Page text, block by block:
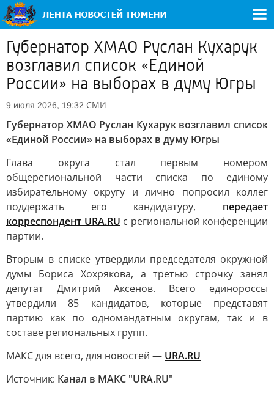
Губернатор ХМАО Руслан Кухарук
возглавил список «Единой
России» на выборах в думу Югры
9 июля 2026, 19:32 СМИ
Губернатор ХМАО Руслан Кухарук возглавил список
«Единой России» на выборах в думу Югры
Глава округа стал первым номером
общерегиональной части списка по единому
избирательному округу и лично попросил коллег
поддержать его кандидатуру, передает
корреспондент URA.RU с региональной конференции
партии.
Вторым в списке утвердили председателя окружной
думы Бориса Хохрякова, а третью строчку занял
депутат Дмитрий Аксенов. Всего единороссы
утвердили 85 кандидатов, которые представят
партию как по одномандатным округам, так и в
составе региональных групп.
МАКС для всего, для новостей — URA.RU
Источник: Канал в МАКС "URA.RU"